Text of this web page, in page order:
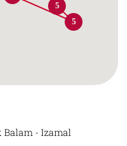
5
5
- Izamal